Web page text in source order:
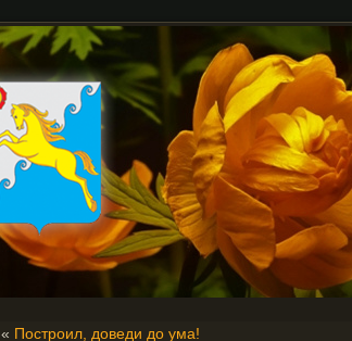
« Построил, доведи до ума!